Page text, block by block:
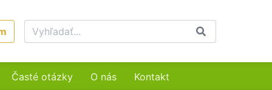
Časté otázky O nás Kontakt